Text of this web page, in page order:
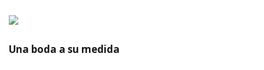
Una boda a su medida